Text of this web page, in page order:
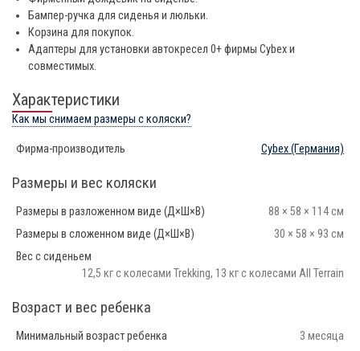
Бампер-ручка для сиденья и люльки.
Корзина для покупок.
Адаптеры для установки автокресел 0+ фирмы Cybex и
совместимых.
Характеристики
Как мы снимаем размеры с коляски?
Фирма-производитель Cybex(Германия)
Размеры и вес коляски
Размеры в разложенном виде (Д×Ш×В)
88 × 58 × 114 см
Размеры в сложенном виде (Д×Ш×В)
30 × 58 × 93 см
Вес с сиденьем
12,5 кг с колесами Trekking, 13 кг с колесами All Terrain
Возраст и вес ребенка
Минимальный возраст ребенка
3 месяца